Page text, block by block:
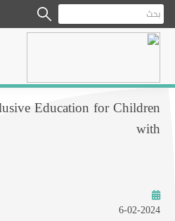
Education for Children
with​
6-02-2024